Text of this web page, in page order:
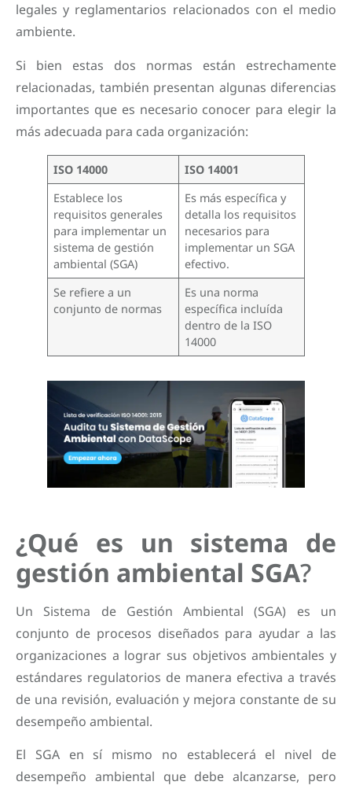
legales y reglamentarios relacionados con el medio
ambiente.
Si bien estas dos normas están estrechamente
relacionadas, también presentan algunas diferencias
importantes que es necesario conocer para elegir la
más adecuada para cada organización:
ISO 14000
ISO 14001
Establece los
requisitos generales
para implementar un
sistema de gestión
ambiental (SGA)
Es más específica y
detalla los requisitos
necesarios para
implementar un SGA
efectivo.
Se refiere a un
conjunto de normas
Es una norma
específica incluída
dentro de la ISO
14000
¿Qué es un sistema de
gestión ambiental SGA?
Un Sistema de Gestión Ambiental (SGA) es un
conjunto de procesos diseñados para ayudar a las
organizaciones a lograr sus objetivos ambientales y
estándares regulatorios de manera efectiva a través
de una revisión, evaluación y mejora constante de su
desempeño ambiental.
El SGA en sí mismo no establecerá el nivel de
desempeño ambiental que debe alcanzarse, pero